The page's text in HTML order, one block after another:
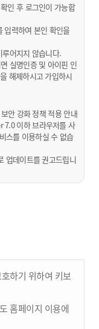
인 후 로그인이 가능합
입력하여 본인 확인을
어지지 않습니다.
실명인증 및 아이핀 인
해제하시고 가입하시
안 강화 정책 적용 안내
이하 브라우저를 사
스를 이용하실 수 없습
업데이트를 권고드립니
하기 위하여 키보
홈페이지 이용에